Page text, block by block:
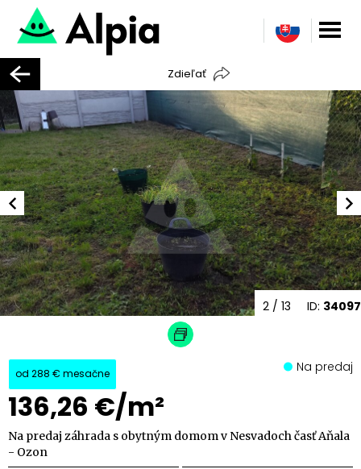
Zdieľať
ID: 34097
2 / 13
od 288 € mesačne
136,26 €/m²
Na predaj
Na predaj záhrada s obytným domom v Nesvadoch časť Aňala
- Ozon